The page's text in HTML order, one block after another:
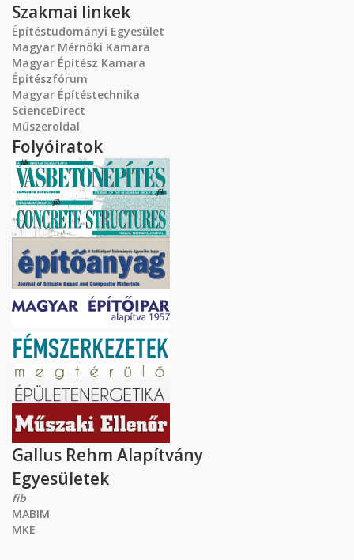
Szakmai linkek
Építéstudományi Egyesület
Magyar Mérnöki Kamara
Magyar Építész Kamara
Építészfórum
Magyar Építéstechnika
ScienceDirect
Műszeroldal
Folyóiratok
Gallus Rehm Alapítvány
Egyesületek
fib
MABIM
MKE